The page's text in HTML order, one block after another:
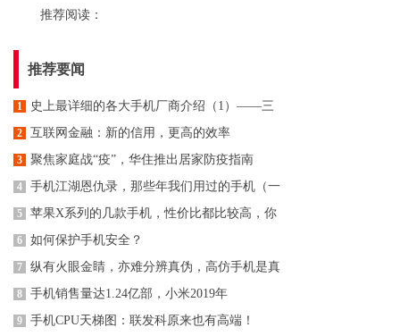
推荐阅读：
推荐要闻
1 史上最详细的各大手机厂商介绍（1）——三
2 ​互联网金融：新的信用，更高的效率
3 聚焦家庭战“疫”，华住推出居家防疫指南
4 手机江湖恩仇录，那些年我们用过的手机（一
5 苹果X系列的几款手机，性价比都比较高，你
6 如何保护手机安全？
7 纵有火眼金睛，亦难分辨真伪，高仿手机是真
8 手机销售量达1.24亿部，小米2019年
9 手机CPU天梯图：联发科原来也有高端！